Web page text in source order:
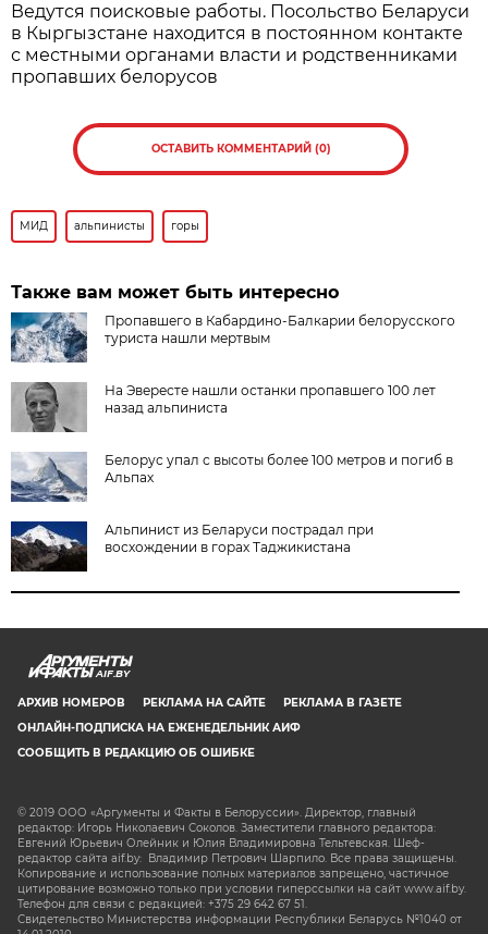
Ведутся поисковые работы. Посольство Беларуси
в Кыргызстане находится в постоянном контакте
с местными органами власти и родственниками
пропавших белорусов
ОСТАВИТЬ КОММЕНТАРИЙ (0)
МИД альпинисты горы
Также вам может быть интересно
Пропавшего в Кабардино-Балкарии белорусского
туриста нашли мертвым
На Эвересте нашли останки пропавшего 100 лет
назад альпиниста
Белорус упал с высоты более 100 метров и погиб в
Альпах
Альпинист из Беларуси пострадал при
восхождении в горах Таджикистана
AIF.BY
АРХИВ НОМЕРОВ РЕКЛАМА НА САЙТЕ
РЕКЛАМА В ГАЗЕТЕ
ОНЛАЙН-ПОДПИСКА НА ЕЖЕНЕДЕЛЬНИК АИФ
СООБЩИТЬ В РЕДАКЦИЮ ОБ ОШИБКЕ
© 2019 ООО «Аргументы и Факты в Белоруссии». Директор, главный
редактор: Игорь Николаевич Соколов. Заместители главного редактора:
Евгений Юрьевич Олейник и Юлия Владимировна Тельтевская. Шеф-
редактор сайта aif.by: Владимир Петрович Шарпило. Все права защищены.
Копирование и использование полных материалов запрещено, частичное
цитирование возможно только при условии гиперссылки на сайт www.aif.by.
Телефон для связи с редакцией: +375 29 642 67 51.
Свидетельство Министерства информации Республики Беларусь №1040 от